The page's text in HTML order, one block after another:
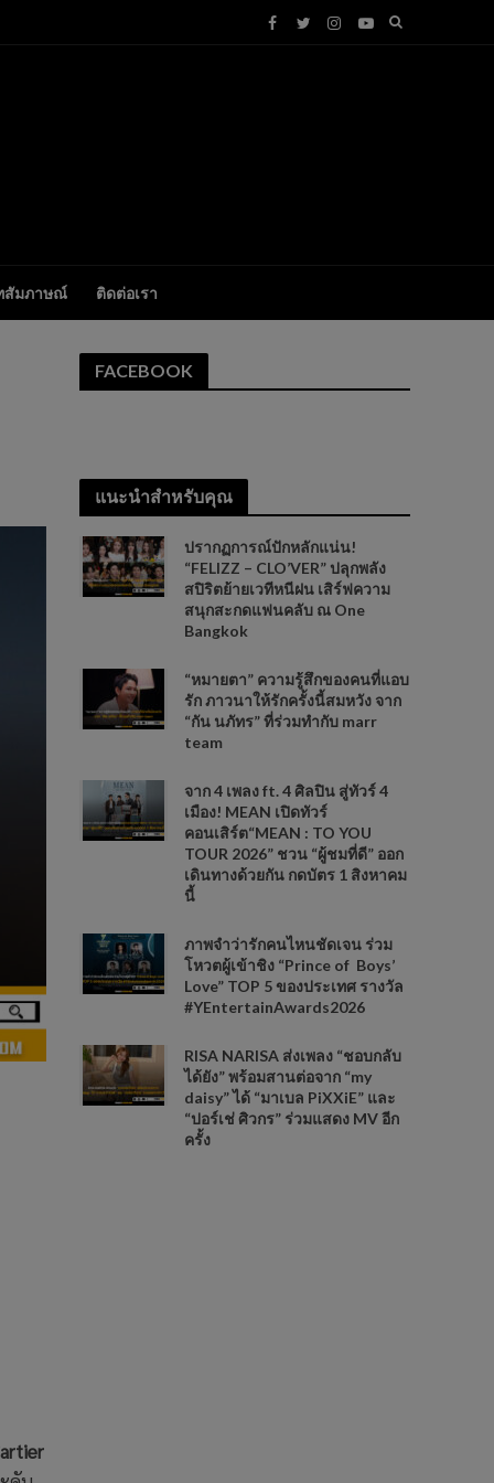
สัมภาษณ์ ติดต่อเรา
FACEBOOK
แนะนำสำหรับคุณ
ปรากฏการณ์ปักหลักแน่น!
“FELIZZ – CLO’VER” ปลุกพลัง
สปิริตย้ายเวทีหนีฝน เสิร์ฟความ
สนุกสะกดแฟนคลับ ณ One
Bangkok
“หมายตา” ความรู้สึกของคนที่แอบ
รัก ภาวนาให้รักครั้งนี้สมหวัง จาก
“กัน นภัทร” ที่ร่วมทำกับ marr
team
จาก 4 เพลง ft. 4 ศิลปิน สู่ทัวร์ 4
เมือง! MEAN เปิดทัวร์
คอนเสิร์ต“MEAN : TO YOU
TOUR 2026” ชวน “ผู้ชมที่ดี” ออก
เดินทางด้วยกัน กดบัตร 1 สิงหาคม
นี้
ภาพจำว่ารักคนไหนชัดเจน ร่วม
โหวตผู้เข้าชิง “Prince of Boys’
Love” TOP 5 ของประเทศ รางวัล
#YEntertainAwards2026
RISA NARISA ส่งเพลง “ชอบกลับ
ได้ยัง” พร้อมสานต่อจาก “my
daisy” ได้ “มาเบล PiXXiE” และ
“ปอร์เช่ ศิวกร” ร่วมแสดง MV อีก
ครั้ง